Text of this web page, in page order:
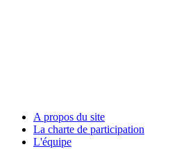
A propos du site
La charte de participation
L'équipe